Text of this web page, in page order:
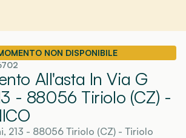
NON DISPONIBILE
All'asta In Via G
- 88056 Tiriolo (CZ) -
213 - 88056 Tiriolo (CZ) - Tiriolo